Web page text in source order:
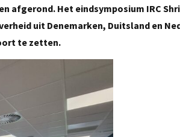
afgerond. Het eindsymposium IRC
uit Denemarken, Duitsland en
te zetten.